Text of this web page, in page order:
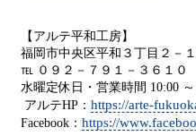
【アルテ平和工房】
福岡市中央区平和３丁目２－
℡ ０９２－７９１－３６１０
水曜定休日・営業時間 10:00 ～
アルテHP： https://arte-
Facebook： https://